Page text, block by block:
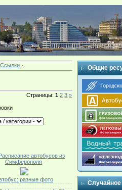
Ссылки ·
Страницы:1 2 3 »
автобусов из
Симферополя
разные фото
Общие